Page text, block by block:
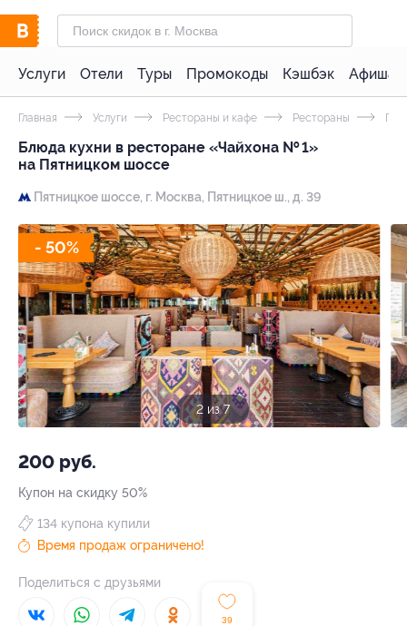
Услуги Отели Туры Промокоды Кэшбэк Афиша
Главная Услуги Рестораны и кафе Рестораны
Блюда кухни в ресторане «Чайхона № 1»
на Пятницком шоссе
Пятницкое шоссе, г. Москва, Пятницкое ш., д. 39
- 50%
3 из 7
200 руб.
Купон на скидку 50%
39
134 купона купили
Время продаж ограничено!
Поделиться с друзьями